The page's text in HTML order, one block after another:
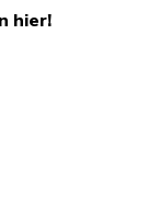
hier!